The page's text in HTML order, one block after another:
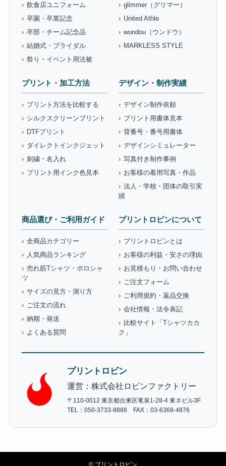
飲食店ユニフォーム
卒園・卒業記念
卒部・チーム記念品
結婚式・ブライダル
祭り・イベント用法被
glimmer（グリマー）
United Athle
wundou（ウンドウ）
MARKLESS STYLE
プリント・加工方法
プリント方法を比較する
シルクスクリーンプリント
DTFプリント
ダイレクトインクジェット
刺繍・名入れ
プリント用インク色見本
デザイン・制作実績
デザイン制作依頼
プリント用書体見本
背番号・番号用書体
デザインシミュレーター
写真付き制作事例
お客様の着用写真・作品
法人・学校・団体の取引実
績
商品選び・ご利用ガイド
全商品カテゴリー
人気商品ランキング
売れ筋Tシャツ・ポロシャ
ツ
サイズの見方・測り方
ご注文の流れ
納期・発送
よくある質問
プリントロビンについて
プリントロビンとは
お客様の利益・安さの理由
お見積もり・お問い合わせ
ご注文フォーム
ご利用規約・返品交換
会社情報・法令表記
比較サイト「Tシャツカカ
ク」
プリントロビン
運営：株式会社ロビンファクトリー
〒110-0012 東京都台東区竜泉1-28-4 東ネビル3F
TEL：050-3733-8888 FAX：03-6368-4876
© プリントロビン